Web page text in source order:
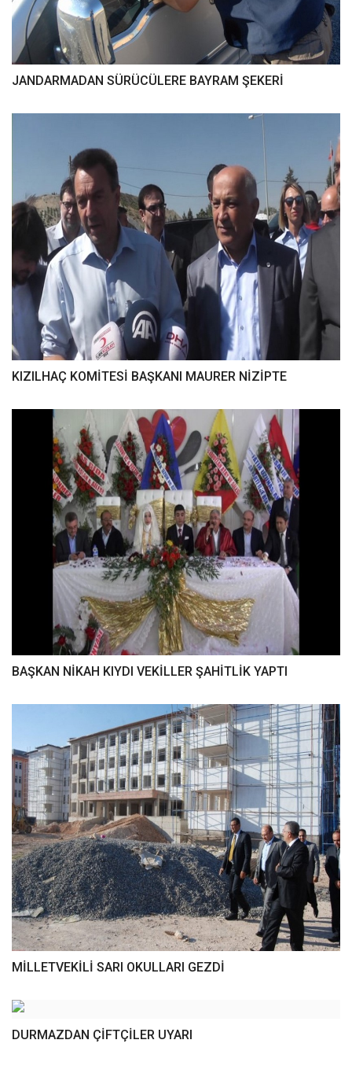
JANDARMADAN SÜRÜCÜLERE BAYRAM ŞEKERİ
KIZILHAÇ KOMİTESİ BAŞKANI MAURER NİZİPTE
BAŞKAN NİKAH KIYDI VEKİLLER ŞAHİTLİK YAPTI
MİLLETVEKİLİ SARI OKULLARI GEZDİ
DURMAZDAN ÇİFTÇİLER UYARI